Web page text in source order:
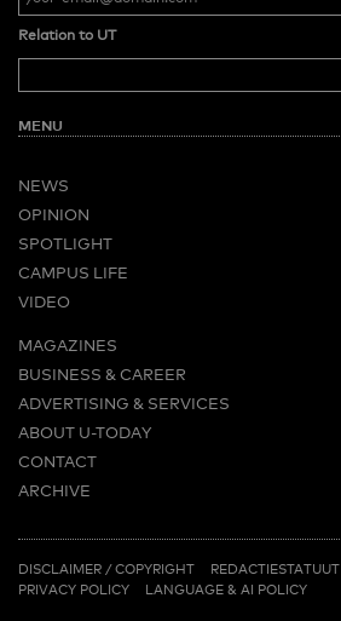
Relation to UT
MENU
NEWS
OPINION
SPOTLIGHT
CAMPUS LIFE
VIDEO
MAGAZINES
BUSINESS & CAREER
ADVERTISING & SERVICES
ABOUT U-TODAY
CONTACT
ARCHIVE
LINKS
DISCLAIMER / COPYRIGHT REDACTIESTATUUT
PRIVACY POLICY
LANGUAGE & AI POLICY